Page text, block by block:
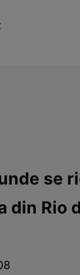
se
din Rio